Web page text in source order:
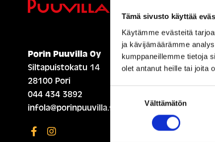
Tämä sivusto käyttää
Käytämme evästeitä
ja kävijämäärämme
kumppaneillemme tietoja
olet antanut heille tai joita
Välttämätön
Porin Puuvilla Oy
Siltapuistokatu 14
28100 Pori
044 434 3892
infola@porinpuuvilla.fi
ETUSIVU (ENGLISH)